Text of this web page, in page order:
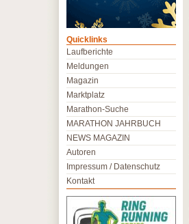
Quicklinks
Laufberichte
Meldungen
Magazin
Marktplatz
Marathon-Suche
MARATHON JAHRBUCH
NEWS MAGAZIN
Autoren
Impressum / Datenschutz
Kontakt